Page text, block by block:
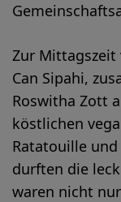
Zur Mittagszeit
Can Sipahi,
Roswitha Zott
köstlichen
Ratatouille
durften die
waren nicht